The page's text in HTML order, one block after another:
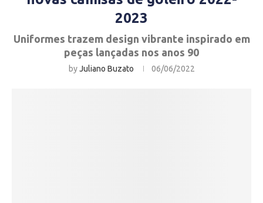
2023
Uniformes trazem design vibrante inspirado em
peças lançadas nos anos 90
byJuliano Buzato 06/06/2022